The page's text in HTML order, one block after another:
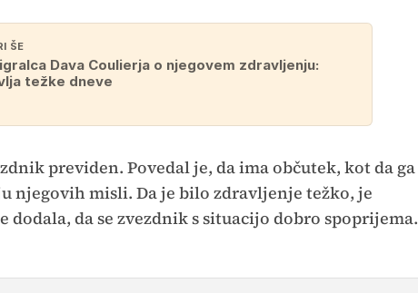
ŠE
Dava Coulierja o njegovem zdravljenju:
težke dneve
previden. Povedal je, da ima občutek, kot da ga
njegovih misli. Da je bilo zdravljenje težko, je
dodala, da se zvezdnik s situacijo dobro spoprijema.